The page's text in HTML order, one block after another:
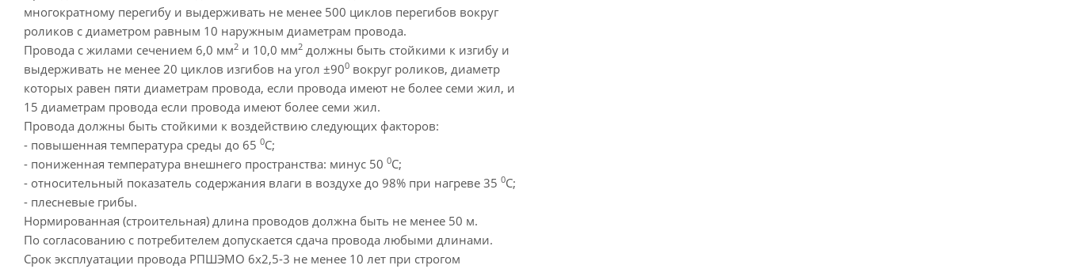
многократному перегибу и выдерживать не менее 500 циклов перегибов вокруг
роликов с диаметром равным 10 наружным диаметрам провода.
Провода с жилами сечением 6,0 мм2 и 10,0 мм2 должны быть стойкими к изгибу и
выдерживать не менее 20 циклов изгибов на угол ±900 вокруг роликов, диаметр
которых равен пяти диаметрам провода, если провода имеют не более семи жил, и
15 диаметрам провода если провода имеют более семи жил.
Провода должны быть стойкими к воздействию следующих факторов:
- повышенная температура среды до 65 0С;
- пониженная температура внешнего пространства: минус 50 0С;
- относительный показатель содержания влаги в воздухе до 98% при нагреве 35 0С;
- плесневые грибы.
Нормированная (строительная) длина проводов должна быть не менее 50 м.
По согласованию с потребителем допускается сдача провода любыми длинами.
Срок эксплуатации провода РПШЭМО 6х2,5-3 не менее 10 лет при строгом